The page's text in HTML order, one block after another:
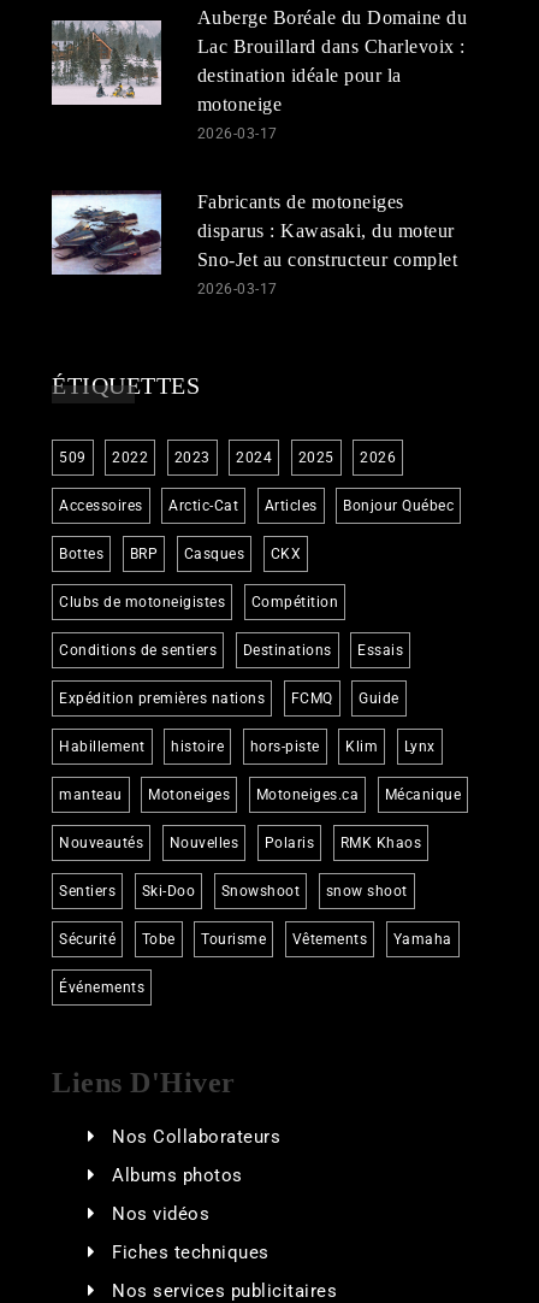
Auberge Boréale du Domaine du
Lac Brouillard dans Charlevoix :
destination idéale pour la
motoneige
2026-03-17
Fabricants de motoneiges
disparus : Kawasaki, du moteur
Sno-Jet au constructeur complet
2026-03-17
ÉTIQUETTES
509 2022 2023 2024 2025 2026
Accessoires Arctic-Cat Articles Bonjour Québec
Bottes BRP Casques CKX
Clubs de motoneigistes Compétition
Conditions de sentiers Destinations Essais
Expédition premières nations FCMQ Guide
Habillement histoire hors-piste Klim Lynx
manteau Motoneiges Motoneiges.ca Mécanique
Nouveautés Nouvelles Polaris RMK Khaos
Sentiers Ski-Doo Snowshoot snow shoot
Sécurité Tobe Tourisme Vêtements Yamaha
Événements
Liens D'Hiver
Nos Collaborateurs
Albums photos
Nos vidéos
Fiches techniques
Nos services publicitaires